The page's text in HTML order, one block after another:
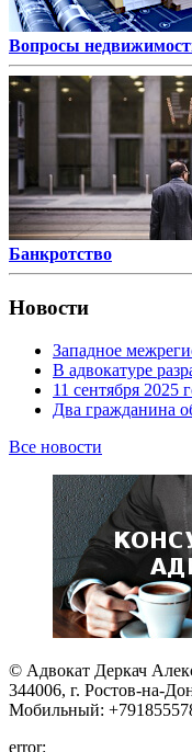
Вопросы
Банкротство
Новости
Западное
В адвокатуре
11 сентября
Два гражданина
Все новости
© Адвокат Деркач
344006, г. Ростов-на-
Мобильный:
error: